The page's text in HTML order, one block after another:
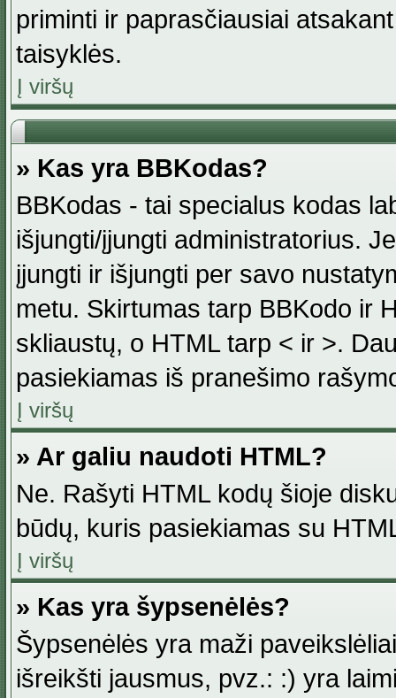
priminti ir paprasčiausiai
taisyklės.
Į viršų
» Kas yra BBKodas?
BBKodas - tai specialus kodas
išjungti/įjungti administratorius.
įjungti ir išjungti per savo
metu. Skirtumas tarp BBKodo ir
skliaustų, o HTML tarp < ir >.
pasiekiamas iš pranešimo
Į viršų
» Ar galiu naudoti HTML?
Ne. Rašyti HTML kodų šioje
būdų, kuris pasiekiamas su
Į viršų
» Kas yra šypsenėlės?
Šypsenėlės yra maži
išreikšti jausmus, pvz.: :) yra